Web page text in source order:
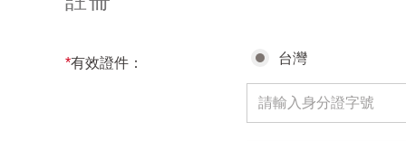
*有效證件： 台灣